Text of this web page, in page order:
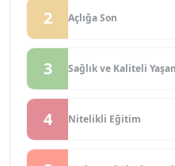
2 Açlığa Son
3 Sağlık ve Kaliteli
4 Nitelikli Eğitim